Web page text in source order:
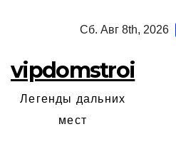
Сб. Авг 8th, 2026
vipdomstroi
Легенды дальних
мест